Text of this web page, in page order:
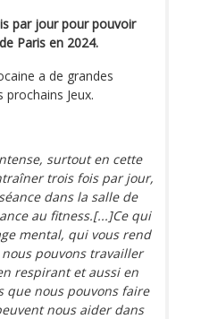
par jour pour pouvoir
Paris en 2024.
a de grandes
Jeux.
surtout en cette
trois fois par jour,
dans la salle de
au fitness.[...]Ce qui
mental, qui vous rend
pouvons travailler
respirant et aussi en
que nous pouvons faire
nous aider dans